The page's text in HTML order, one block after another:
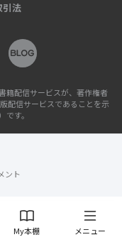
My本棚 メニュー
引法
籍配信サービスが、著作権者
配信サービスであることを示
す。
ント